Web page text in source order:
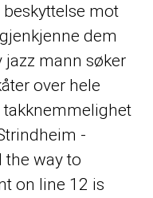
beskyttelse mot
dem
mann søker
over hele
takknemmelighet
-
the way to
on line 12 is